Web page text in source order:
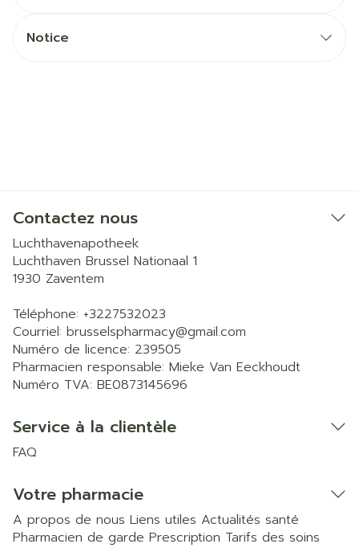
Notice
Contactez nous
Luchthavenapotheek
Luchthaven Brussel Nationaal 1
1930 Zaventem
Téléphone: +3227532023
Courriel: brusselspharmacy@gmail.com
Numéro de licence: 239505
Pharmacien responsable: Mieke Van Eeckhoudt
Numéro TVA: BE0873145696
Service à la clientèle
FAQ
Votre pharmacie
A propos de nous Liens utiles Actualités santé
Pharmacien de garde Prescription Tarifs des soins